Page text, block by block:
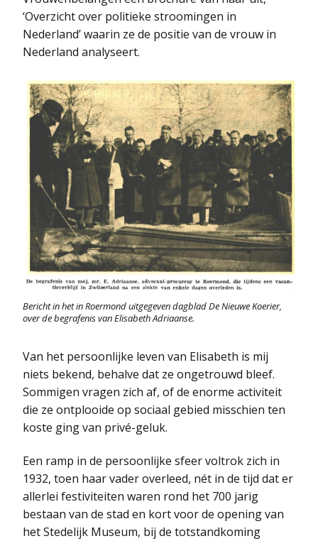
‘Overzicht over politieke stroomingen in
Nederland’ waarin ze de positie van de vrouw in
Nederland analyseert.
Bericht in het in Roermond uitgegeven dagblad De Nieuwe Koerier,
over de begrafenis van Elisabeth Adriaanse.
Van het persoonlijke leven van Elisabeth is mij
niets bekend, behalve dat ze ongetrouwd bleef.
Sommigen vragen zich af, of de enorme activiteit
die ze ontplooide op sociaal gebied misschien ten
koste ging van privé-geluk.
Een ramp in de persoonlijke sfeer voltrok zich in
1932, toen haar vader overleed, nét in de tijd dat er
allerlei festiviteiten waren rond het 700 jarig
bestaan van de stad en kort voor de opening van
het Stedelijk Museum, bij de totstandkoming